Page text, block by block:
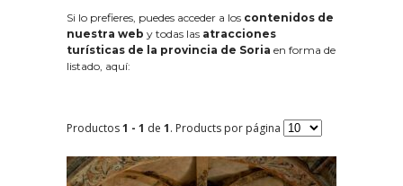
Si lo prefieres, puedes acceder a los contenidos de
nuestra web y todas las atracciones
turísticas de la provincia de Soria en forma de
listado, aquí:
Productos1 - 1 de 1. Products por página